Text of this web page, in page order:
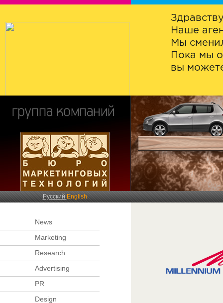
Наше
Мы
Пока мы
вы
РусскийEnglish
News
Marketing
Research
Advertising
PR
Design